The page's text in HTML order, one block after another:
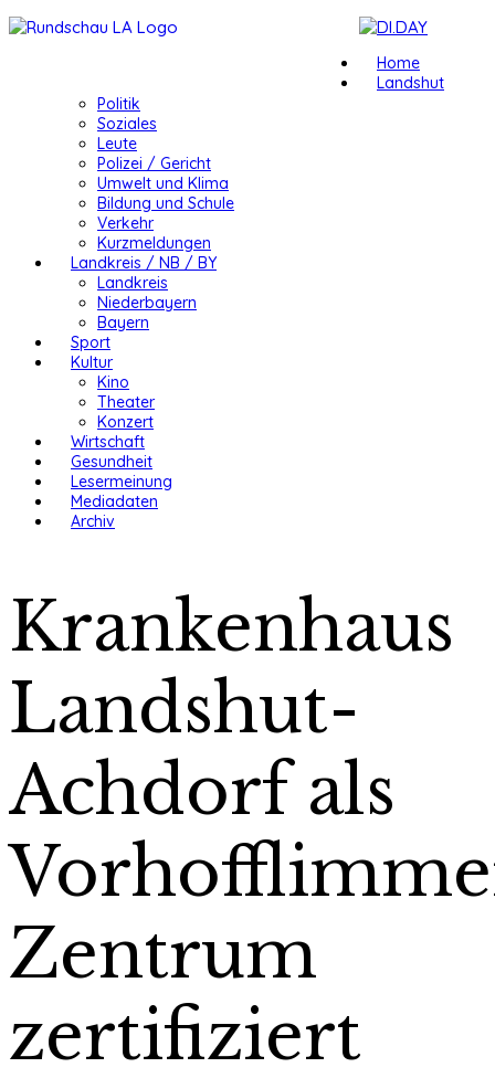
Home
Landshut
Politik
Soziales
Leute
Polizei / Gericht
Umwelt und Klima
Bildung und Schule
Verkehr
Kurzmeldungen
Landkreis / NB / BY
Landkreis
Niederbayern
Bayern
Sport
Kultur
Kino
Theater
Konzert
Wirtschaft
Gesundheit
Lesermeinung
Mediadaten
Archiv
Krankenhaus
Landshut-
Achdorf als
Zentrum
zertifiziert